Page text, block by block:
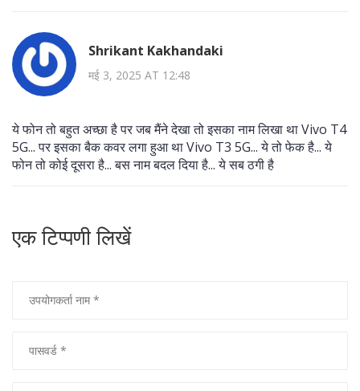
Shrikant Kakhandaki
मई 3, 2025 AT 12:48
ये फोन तो बहुत अच्छा है पर जब मैंने देखा तो इसका नाम लिखा था Vivo T4
5G... पर इसका बैक कवर लगा हुआ था Vivo T3 5G... ये तो फेक है... ये
फोन तो कोई दूसरा है... बस नाम बदल दिया है... ये सब ठगी है
एक टिप्पणी लिखें